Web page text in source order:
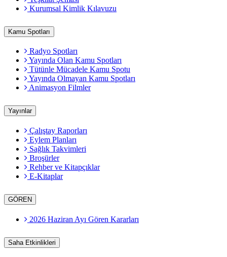
Kurumsal Kimlik Kılavuzu
Kamu Spotları
Radyo Spotları
Yayında Olan Kamu Spotları
Tütünle Mücadele Kamu Spotu
Yayında Olmayan Kamu Spotları
Animasyon Filmler
Yayınlar
Çalıştay Raporları
Eylem Planları
Sağlık Takvimleri
Broşürler
Rehber ve Kitapçıklar
E-Kitaplar
GÖREN
2026 Haziran Ayı Gören Kararları
Saha Etkinlikleri